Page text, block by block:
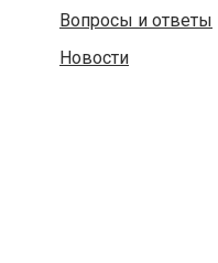
Вопросы и ответы
Новости